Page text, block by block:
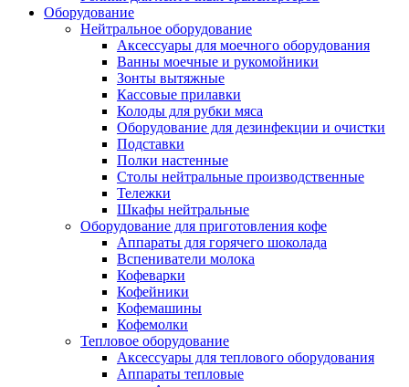
Оборудование
Нейтральное оборудование
Аксессуары для моечного оборудования
Ванны моечные и рукомойники
Зонты вытяжные
Кассовые прилавки
Колоды для рубки мяса
Оборудование для дезинфекции и очистки
Подставки
Полки настенные
Столы нейтральные производственные
Тележки
Шкафы нейтральные
Оборудование для приготовления кофе
Аппараты для горячего шоколада
Вспениватели молока
Кофеварки
Кофейники
Кофемашины
Кофемолки
Тепловое оборудование
Аксессуары для теплового оборудования
Аппараты тепловые